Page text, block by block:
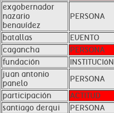
exgobernador
nazario
benavídez
PERSONA
batallas
EVENTO
cagancha
PERSONA
fundación
INSTITUCIóN
juan antonio
panelo
PERSONA
participación
ACTITUD
santiago derqui
PERSONA